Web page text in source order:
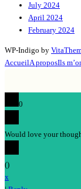
July 2024
April 2024
February 2024
WP-Indigo by
AccueilA proposIls
0
Would love your
()
x